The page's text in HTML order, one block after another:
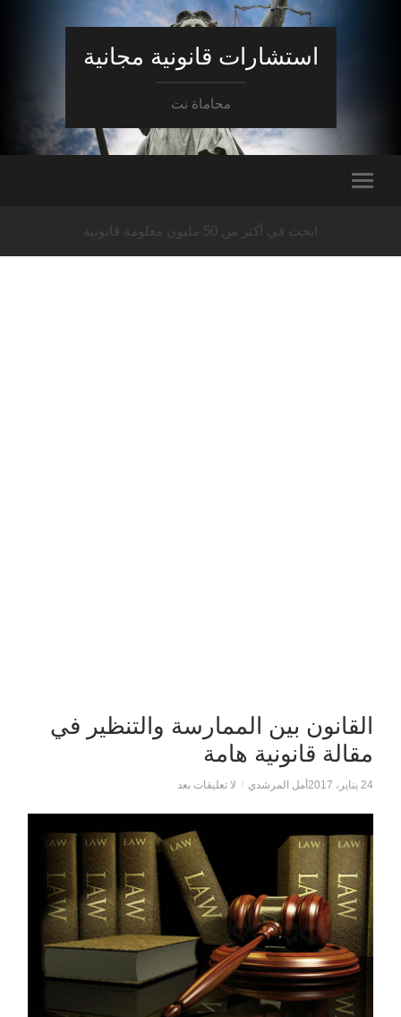
استشارات قانونية مجانية
محاماة نت
ابحث في أكثر من 50 مليون معلومة قانونية
القانون بين الممارسة والتنظير في
مقالة قانونية هامة
24 يناير، 2017 أمل المرشدي / لا تعليقات بعد